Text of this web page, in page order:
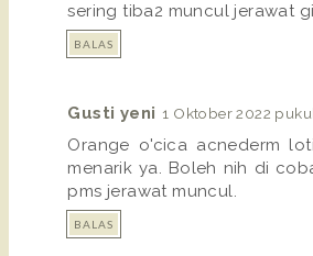
sering tiba2 muncul jerawat
BALAS
Gusti yeni 1 Oktober 2022
Orange o'cica acnederm
menarik ya. Boleh nih di
pms jerawat muncul.
BALAS